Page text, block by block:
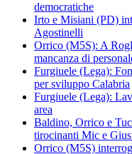
democratiche
Irto e Misiani (PD)
Agostinelli
Orrico (M5S): A
mancanza di
Furgiuele (Lega):
per sviluppo Calabria
Furgiuele (Lega):
area
Baldino, Orrico e
tirocinanti Mic e
Orrico (M5S)